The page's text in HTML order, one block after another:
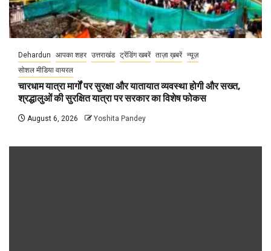
Dehardun आपका शहर उत्तराखंड ट्रेंडिंग खबरें ताज़ा ख़बरें न्यूज़
सोशल मीडिया वायरल
चारधाम यात्रा मार्गों पर सुरक्षा और यातायात व्यवस्था होगी और सख्त,
श्रद्धालुओं की सुरक्षित यात्रा पर सरकार का विशेष फोकस
August 6, 2026 Yoshita Pandey